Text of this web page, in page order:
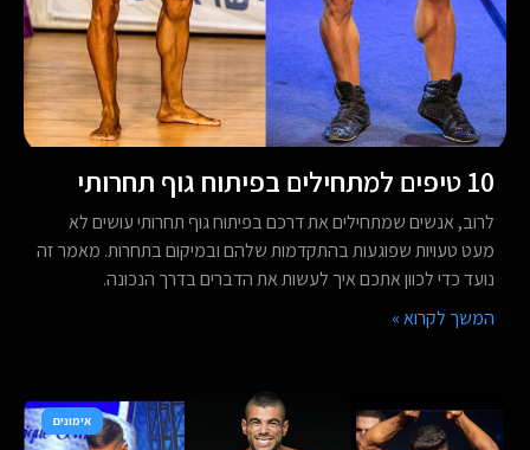
10 טיפים למתחילים בפיתוח גוף תחרותי
לרוב, אנשים שמתחילים את דרכם בפיתוח גוף תחרותי עושים לא
מעט טעויות שפוגעות בהתקדמות שלהם ובמיקום בתחרות. מאמר זה
נועד כדי לכוון אתכם איך לעשות את הדברים בדרך הנכונה.
המשך לקרוא »
אימונים